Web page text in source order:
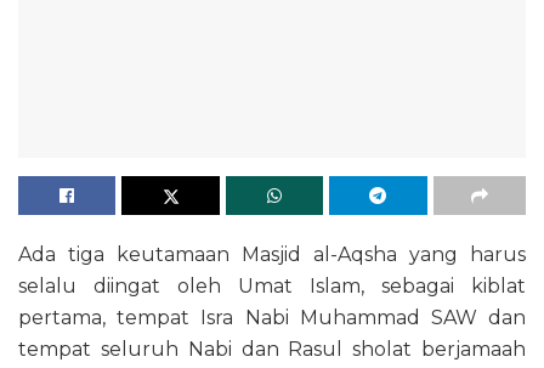
Ada tiga keutamaan Masjid al-Aqsha yang harus
selalu diingat oleh Umat Islam, sebagai kiblat
pertama, tempat Isra Nabi Muhammad SAW dan
tempat seluruh Nabi dan Rasul sholat berjamaah